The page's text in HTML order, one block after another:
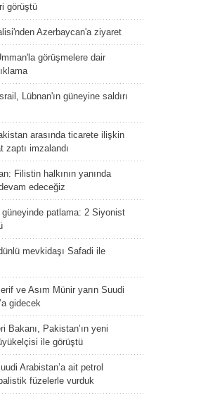
görüştü
Azerbaycan'a ziyaret
görüşmelere dair
Lübnan'ın güneyine saldırı
arasında ticarete ilişkin
zaptı imzalandı
Filistin halkının yanında
edeceğiz
güneyinde patlama: 2 Siyonist
mevkidaşı Safadi ile
ve Asım Münir yarın Suudi
gidecek
Bakanı, Pakistan’ın yeni
ile görüştü
Arabistan’a ait petrol
füzelerle vurduk